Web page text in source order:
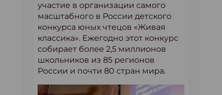
участие в организации самого
масштабного в России детского
конкурса юных чтецов «Живая
классика». Ежегодно этот конкурс
собирает более 2,5 миллионов
школьников из 85 регионов
России и почти 80 стран мира.